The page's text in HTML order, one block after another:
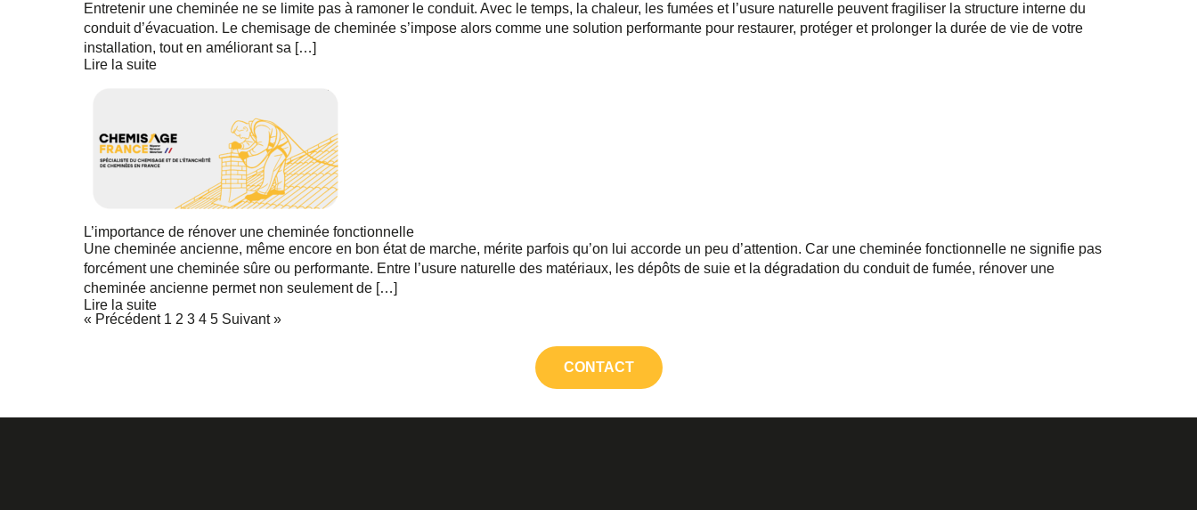
Entretenir une cheminée ne se limite pas à ramoner le conduit. Avec le temps, la chaleur, les fumées et l’usure naturelle peuvent fragiliser la structure interne du
conduit d’évacuation. Le chemisage de cheminée s’impose alors comme une solution performante pour restaurer, protéger et prolonger la durée de vie de votre
installation, tout en améliorant sa […]
Lire la suite
L’importance de rénover une cheminée fonctionnelle
Une cheminée ancienne, même encore en bon état de marche, mérite parfois qu’on lui accorde un peu d’attention. Car une cheminée fonctionnelle ne signifie pas
forcément une cheminée sûre ou performante. Entre l’usure naturelle des matériaux, les dépôts de suie et la dégradation du conduit de fumée, rénover une
cheminée ancienne permet non seulement de […]
Lire la suite
« Précédent 1 2 3 4 5 Suivant »
CONTACT